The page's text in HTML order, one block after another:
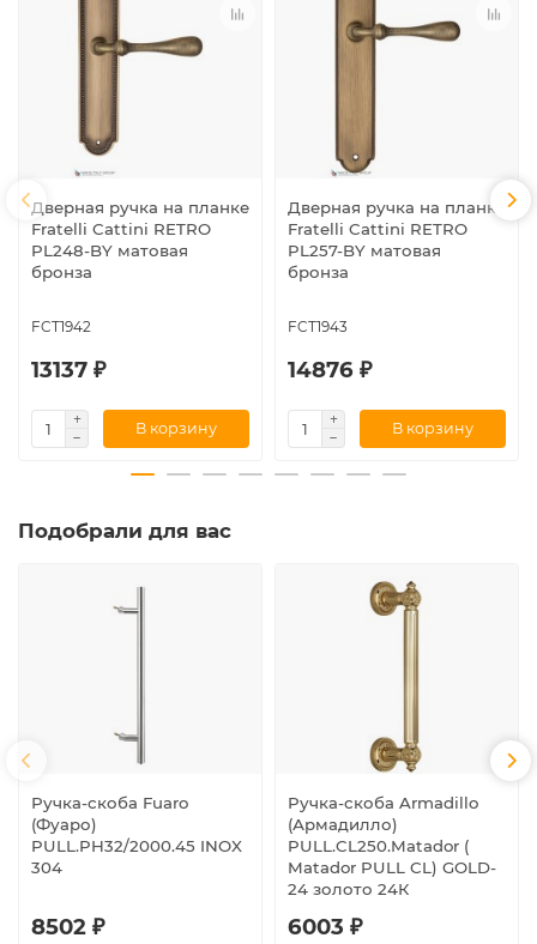
Дверная ручка на планке
Fratelli Cattini RETRO
PL248-BY матовая
бронза
FCT1942
13137 ₽
В корзину
Дверная ручка на планке
Fratelli Cattini RETRO
PL257-BY матовая
бронза
FCT1943
14876 ₽
В корзину
Подобрали для вас
Ручка-скоба Fuaro
(Фуаро)
PULL.PH32/2000.45 INOX
304
8502 ₽
Ручка-скоба Armadillo
(Армадилло)
PULL.CL250.Matador (
Matador PULL CL) GOLD-
24 золото 24К
6003 ₽